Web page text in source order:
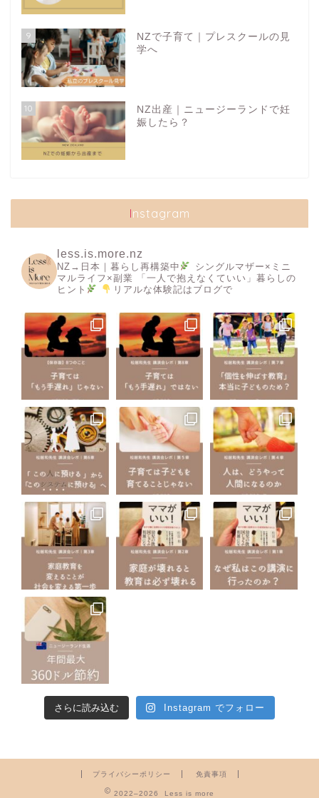
9
NZで子育て｜プレスクールの見
学へ
10
NZ出産｜ニュージーランドで妊
娠したら？
Instagram
less.is.more.nz
NZ→日本｜暮らし再構築中
シングルマザー×ミニ
マルライフ×副業
「一人で抱えなくていい」暮らしの
ヒント
リアルな体験記はブログで
さらに読み込む Instagram でフォロー
プライバシーポリシー 免責事項
2022–2026 Less is more